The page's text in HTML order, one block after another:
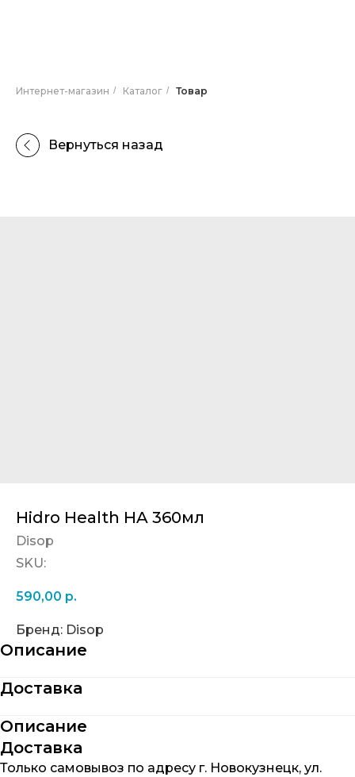
Интернет-магазин / Каталог / Товар
Вернуться назад
Hidro Health HA 360мл
Disop
SKU:
590,00 р.
Бренд: Disop
Описание
Доставка
Описание
Доставка
Только самовывоз по адресу г. Новокузнецк, ул.